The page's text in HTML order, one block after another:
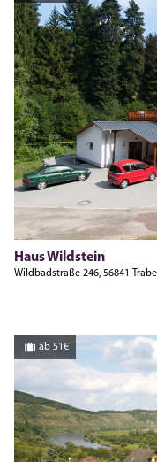
Haus Wildstein
Wildbadstraße 246, 56841
ab 51€